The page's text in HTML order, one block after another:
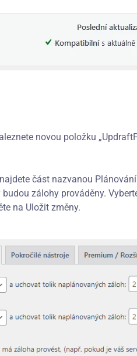
novou položku
část nazvanou
zálohy prováděny.
na Uložit změny.